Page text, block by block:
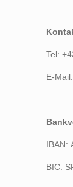
Tel:
E-Mail:
IBAN:
BIC: